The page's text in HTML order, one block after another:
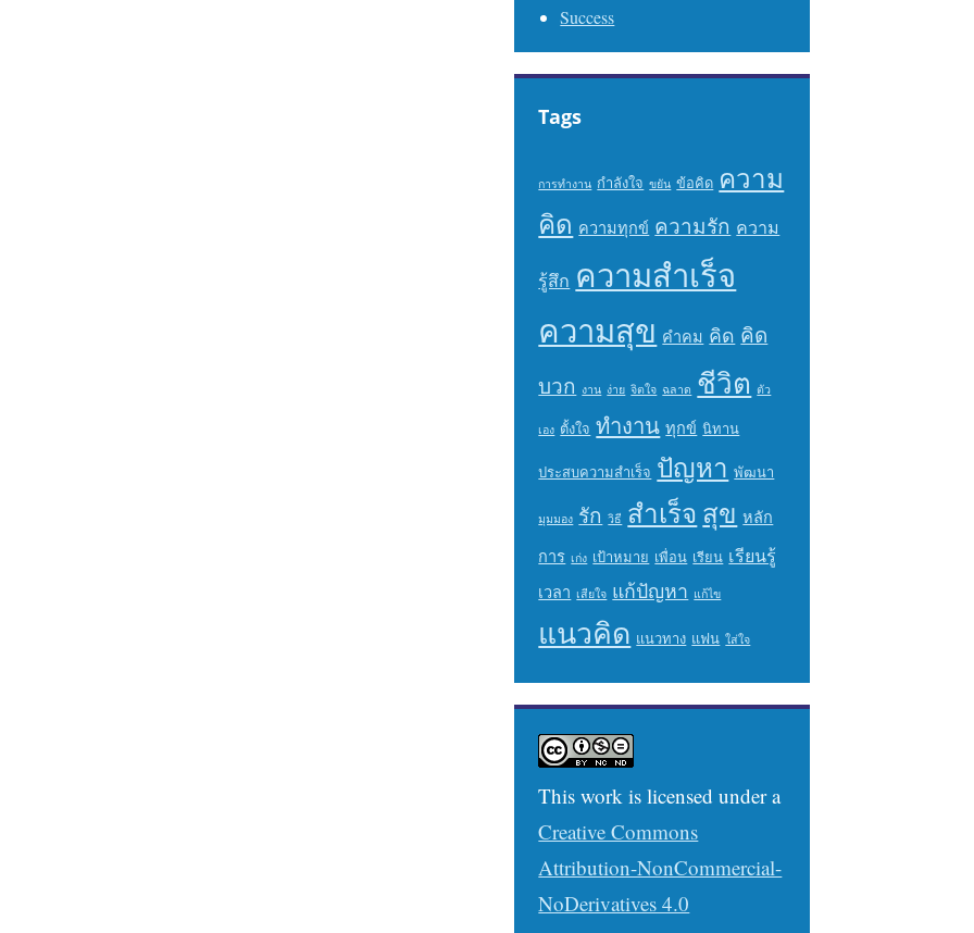
Success
Tags
การทำงาน กำลังใจ ขยัน ข้อคิด ความ
คิด ความทุกข์ ความรัก ความ
รู้สึก ความสำเร็จ
ความสุข คำคม คิด คิด
บวก งาน ง่าย จิตใจ ฉลาด ชีวิต ตัว
เอง ตั้งใจ ทำงาน ทุกข์ นิทาน
ประสบความสำเร็จ ปัญหา พัฒนา
มุมมอง รัก วิธี สำเร็จ สุข หลัก
การ เก่ง เป้าหมาย เพื่อน เรียน เรียนรู้
เวลา เสียใจ แก้ปัญหา แก้ไข
แนวคิด แนวทาง แฟน ใส่ใจ
This work is licensed under a
Creative Commons
Attribution-NonCommercial-
NoDerivatives 4.0